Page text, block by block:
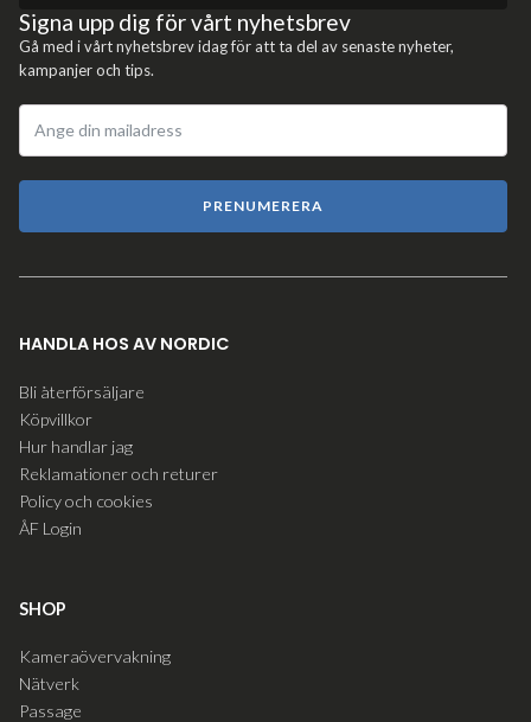
Signa upp dig för vårt nyhetsbrev
Gå med i vårt nyhetsbrev idag för att ta del av senaste nyheter,
kampanjer och tips.
PRENUMERERA
HANDLA HOS AV NORDIC
Bli återförsäljare
Köpvillkor
Hur handlar jag
Reklamationer och returer
Policy och cookies
ÅF Login
SHOP
Kameraövervakning
Nätverk
Passage